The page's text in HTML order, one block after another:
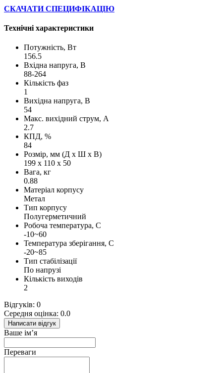
СКАЧАТИ СПЕЦИФІКАЦІЮ
Технічні характеристики
Потужність, Вт
156.5
Вхідна напруга, В
88-264
Кількість фаз
1
Вихідна напруга, В
54
Макс. вихідний струм, А
2.7
КПД, %
84
Розмір, мм (Д х Ш х В)
199 х 110 х 50
Вага, кг
0.88
Матеріал корпусу
Метал
Тип корпусу
Полугерметичний
Робоча температура, С
-10~60
Температура зберігання, С
-20~85
Тип стабілізації
По напрузі
Кількість виходів
2
Відгуків: 0
Середня оцінка: 0.0
Написати відгук
Ваше ім’я
Переваги